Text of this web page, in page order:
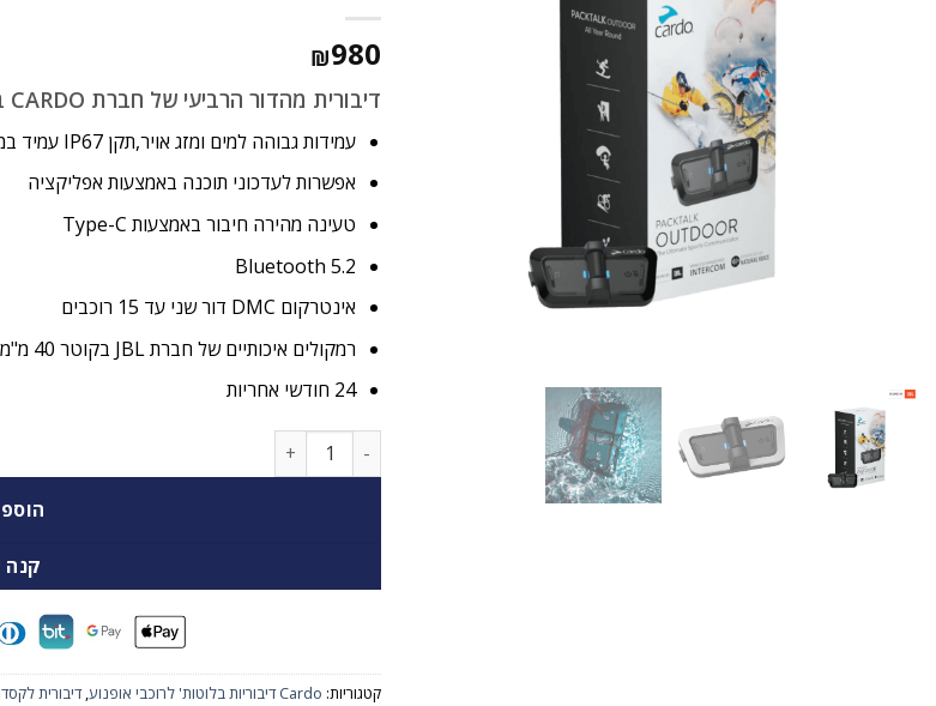
₪980
דיבורית מהדור הרביעי של חברת CARDO בטכנולוגיית MESH לספורט אקסטרים
עמידות גבוהה למים ומזג אויר,תקן IP67 עמיד במים
אפשרות לעדכוני תוכנה באמצעות אפליקציה
טעינה מהירה חיבור באמצעות Type-C
Bluetooth 5.2
אינטרקום DMC דור שני עד 15 רוכבים
רמקולים איכותיים של חברת JBL בקוטר 40 מ"מ
24 חודשי אחריות
כמות של דיבורית בלוטוס Cardo Packtalk OutDoor לספורט אקסטרים
קנה
קטגוריות: Cardo דיבוריות בלוטות' לרוכבי אופנוע ,דיבורית